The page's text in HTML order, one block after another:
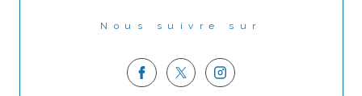
Nous suivre sur